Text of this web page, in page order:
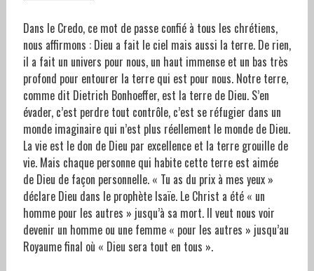
Dans le Credo, ce mot de passe confié à tous les chrétiens,
nous affirmons : Dieu a fait le ciel mais aussi la terre. De rien,
il a fait un univers pour nous, un haut immense et un bas très
profond pour entourer la terre qui est pour nous. Notre terre,
comme dit Dietrich Bonhoeffer, est la terre de Dieu. S’en
évader, c’est perdre tout contrôle, c’est se réfugier dans un
monde imaginaire qui n’est plus réellement le monde de Dieu.
La vie est le don de Dieu par excellence et la terre grouille de
vie. Mais chaque personne qui habite cette terre est aimée
de Dieu de façon personnelle. « Tu as du prix à mes yeux »
déclare Dieu dans le prophète Isaïe. Le Christ a été « un
homme pour les autres » jusqu’à sa mort. Il veut nous voir
devenir un homme ou une femme « pour les autres » jusqu’au
Royaume final où « Dieu sera tout en tous ».